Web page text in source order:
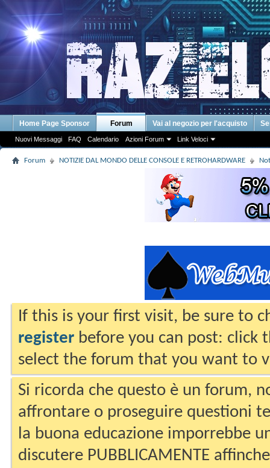
Home Page Sponsor Forum
Nuovi Messaggi FAQ Calendario Azioni Forum Link Veloci
Vai al negozio per l'acquisto
Forum NOTIZIE DAL MONDO DELLE CONSOLE E RETROHARDWARE
If this is your first visit, be sure to
register before you can post: click
select the forum that you want to
Si ricorda che questo è un forum,
affrontare o proseguire questioni
la buona educazione imporrebbe
discutere PUBBLICAMENTE